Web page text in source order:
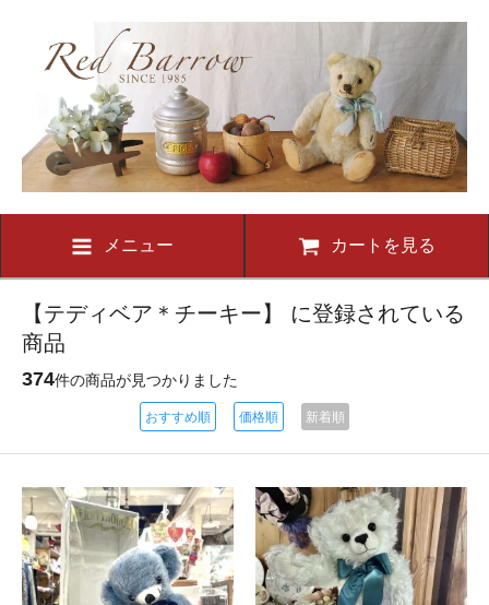
メニュー カートを見る
【テディベア＊チーキー】 に登録されている
商品
374件の商品が見つかりました
おすすめ順 価格順 新着順